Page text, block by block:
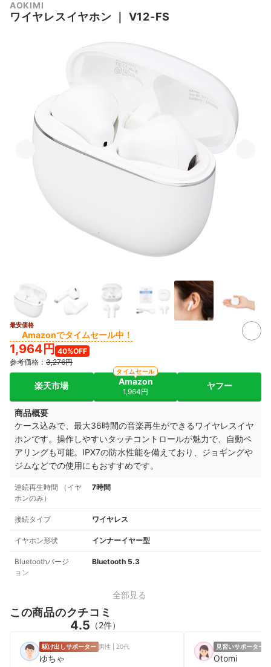
AOKIMI
ワイヤレスイヤホン ｜ ‎V12-FS
最安価格
Amazonでタイムセール中！
1,964円 40%OFF
参考価格： 3,276円
楽天市場 Amazon
1,964円
タイムセール
ヤフー
商品概要
ケース込みで、最大36時間の音楽再生ができるワイヤレスイヤ
ホンです。操作しやすいタッチコントロールが魅力で、自動ペ
アリングも可能。IPX7の防水性能を備えており、ジョギングや
ジムなどでの使用にもおすすめです。
連続再生時間 （イヤ
ホンのみ）
7時間
接続タイプ ワイヤレス
イヤホン形状 インナーイヤー型
Bluetoothバージ
ョン
Bluetooth 5.3
全部見る
この商品のクチコミ
4.5 （2件）
駆け出しサポーター 男性 | 20代
ゆちゃ
見習いサポーター
Otomi